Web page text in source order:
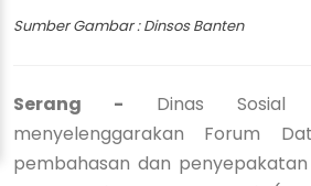
Sumber Gambar : Dinsos Banten
Serang - Dinas Sosial
menyelenggarakan Forum
pembahasan dan penyepakatan